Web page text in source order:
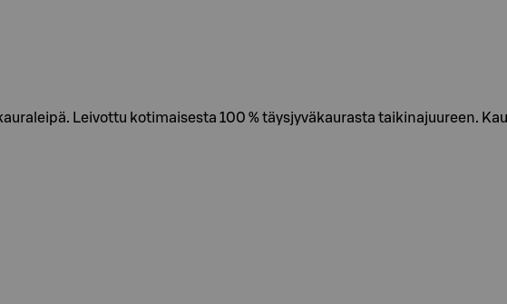
Leivottu kotimaisesta 100 % täysjyväkaurasta taikinajuureen.